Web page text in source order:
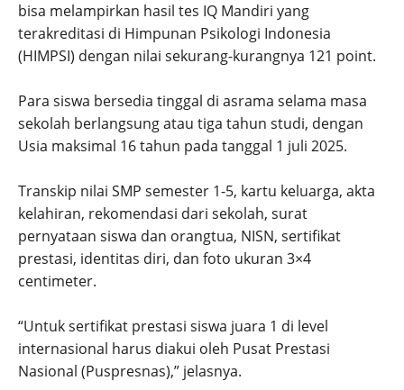
bisa melampirkan hasil tes IQ Mandiri yang
terakreditasi di Himpunan Psikologi Indonesia
(HIMPSI) dengan nilai sekurang-kurangnya 121 point.
Para siswa bersedia tinggal di asrama selama masa
sekolah berlangsung atau tiga tahun studi, dengan
Usia maksimal 16 tahun pada tanggal 1 juli 2025.
Transkip nilai SMP semester 1-5, kartu keluarga, akta
kelahiran, rekomendasi dari sekolah, surat
pernyataan siswa dan orangtua, NISN, sertifikat
prestasi, identitas diri, dan foto ukuran 3×4
centimeter.
“Untuk sertifikat prestasi siswa juara 1 di level
internasional harus diakui oleh Pusat Prestasi
Nasional (Puspresnas),” jelasnya.